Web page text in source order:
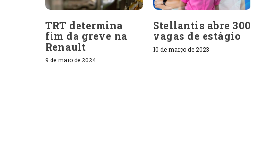
TRT determina
fim da greve na
Renault
9 de maio de 2024
Stellantis abre 300
vagas de estágio
10 de março de 2023